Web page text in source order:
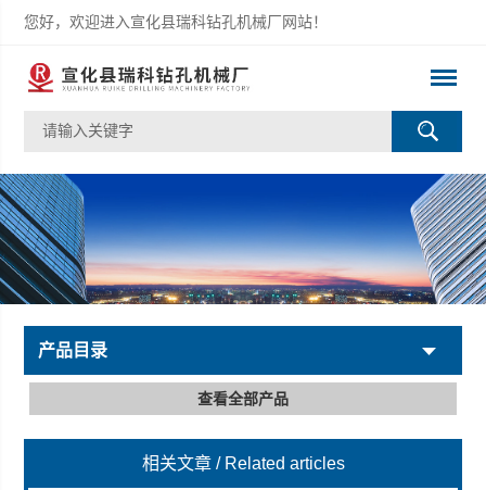
您好，欢迎进入宣化县瑞科钻孔机械厂网站！
产品目录
查看全部产品
相关文章 / Related articles